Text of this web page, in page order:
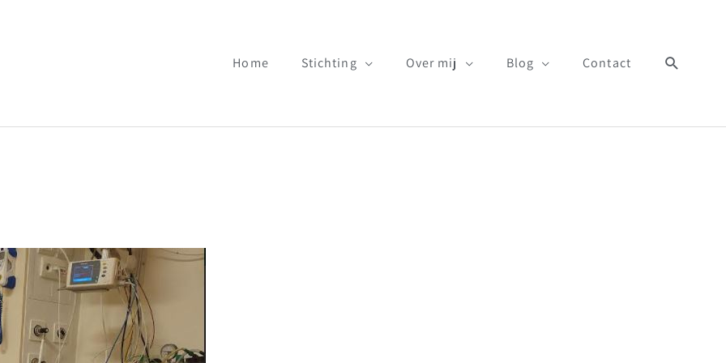
Home Stichting Over mij Blog Contact Zoeken